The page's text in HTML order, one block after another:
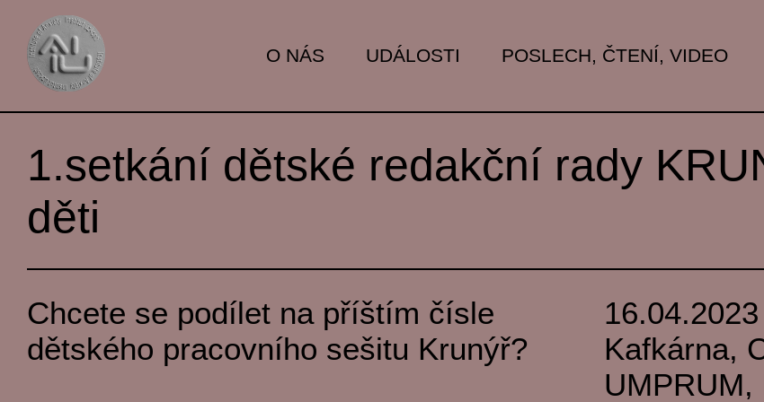
O NÁS UDÁLOSTI POSLECH, ČTENÍ, VIDEO
1.setkání dětské redakční rady
děti
Chcete se podílet na příštím čísle
dětského pracovního sešitu Krunýř?
Kafkárna,